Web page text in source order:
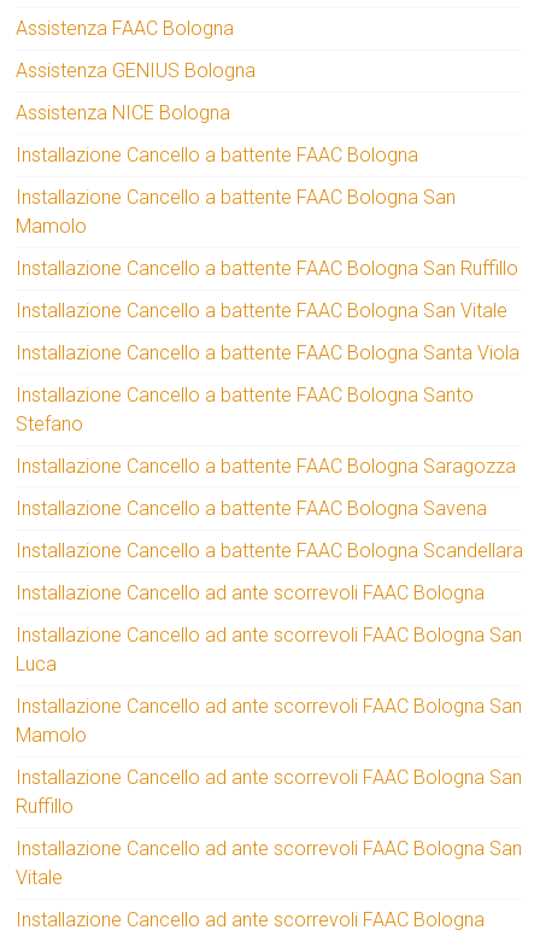
Assistenza FAAC Bologna
Assistenza GENIUS Bologna
Assistenza NICE Bologna
Installazione Cancello a battente FAAC Bologna
Installazione Cancello a battente FAAC Bologna San
Mamolo
Installazione Cancello a battente FAAC Bologna San Ruffillo
Installazione Cancello a battente FAAC Bologna San Vitale
Installazione Cancello a battente FAAC Bologna Santa Viola
Installazione Cancello a battente FAAC Bologna Santo
Stefano
Installazione Cancello a battente FAAC Bologna Saragozza
Installazione Cancello a battente FAAC Bologna Savena
Installazione Cancello a battente FAAC Bologna Scandellara
Installazione Cancello ad ante scorrevoli FAAC Bologna
Installazione Cancello ad ante scorrevoli FAAC Bologna San
Luca
Installazione Cancello ad ante scorrevoli FAAC Bologna San
Mamolo
Installazione Cancello ad ante scorrevoli FAAC Bologna San
Ruffillo
Installazione Cancello ad ante scorrevoli FAAC Bologna San
Vitale
Installazione Cancello ad ante scorrevoli FAAC Bologna